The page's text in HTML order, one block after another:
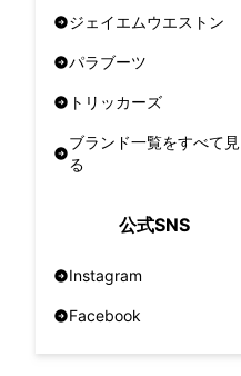
ジェイエムウエストン
パラブーツ
トリッカーズ
ブランド一覧をすべて見
る
公式SNS
Instagram
Facebook